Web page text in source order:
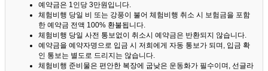
예약금은 1인당 3만원입니다.
체험비행 당일 비 또는 강풍이 불어 체험비행 취소 시 보험금을 포함
한 예약금 전액 100% 환불됩니다.
체험비행 당일 사전 통보없이 취소시 예약금은 반환되지 않습니다.
예약금을 예약자명으로 입금 시 저희에게 자동 통보가 되며, 입금 확
인 통보는 별도로 드리지는 않습니다.
체험비행 준비물은 편안한 복장에 굽낮은 운동화가 필수이며, 선글라